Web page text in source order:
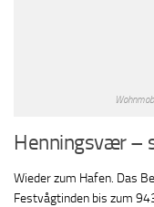
Henningsvær –
Wieder zum Hafen. Das
Festvågtinden bis zum